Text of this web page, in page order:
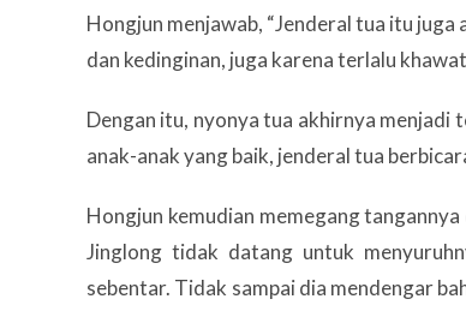
Hongjun menjawab, “Jenderal tua itu
dan kedinginan, juga karena terlalu
Dengan itu, nyonya tua akhirnya menjadi
anak-anak yang baik, jenderal tua
Hongjun kemudian memegang
Jinglong tidak datang untuk
sebentar. Tidak sampai dia mendengar